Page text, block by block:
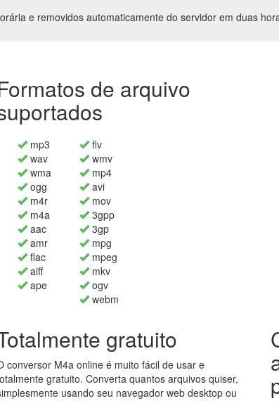
e removidos automaticamente do servidor em duas
de arquivo
mp3
wav
wma
ogg
m4r
m4a
aac
amr
flac
aiff
ape
flv
wmv
mp4
avi
mov
3gpp
3gp
mpg
mpeg
mkv
ogv
webm
gratuito
conversor M4a online é muito fácil de usar e
gratuito. Converta quantos arquivos quiser,
usando seu navegador web desktop ou